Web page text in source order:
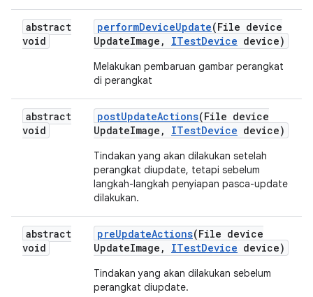
abstract
void
performDeviceUpdate(File device
UpdateImage , ITestDevice device)
Melakukan pembaruan gambar perangkat
di perangkat
abstract
void
postUpdateActions(File device
UpdateImage , ITestDevice device)
Tindakan yang akan dilakukan setelah
perangkat diupdate, tetapi sebelum
langkah-langkah penyiapan pasca-update
dilakukan.
abstract
void
preUpdateActions(File device
UpdateImage , ITestDevice device)
Tindakan yang akan dilakukan sebelum
perangkat diupdate.